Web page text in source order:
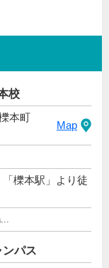
校
本町
Map
櫟本駅」より徒
パス